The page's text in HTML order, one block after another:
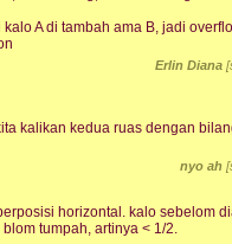
A di tambah ama B, jadi
Erlin Diana
kalikan kedua ruas dengan
nyo ah
horizontal. kalo sebelom
tumpah, artinya < 1/2.